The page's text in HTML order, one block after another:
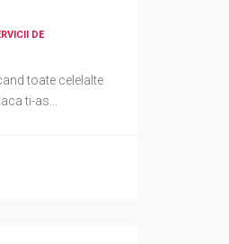
DE
toate celelalte
ti-as...